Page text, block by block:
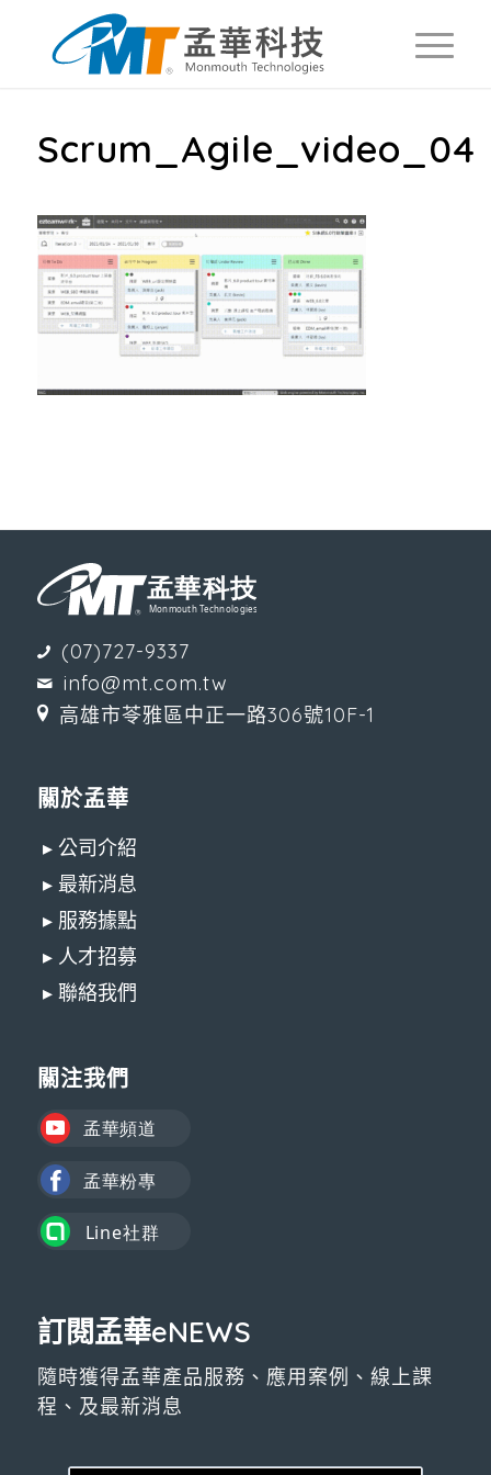
Scrum_Agile_video_04
(07)727-9337
info@mt.com.tw
高雄市苓雅區中正一路306號10F-1
關於孟華
▸ 公司介紹
▸ 最新消息
▸ 服務據點
▸ 人才招募
▸ 聯絡我們
關注我們
訂閱孟華eNEWS
隨時獲得孟華產品服務、應用案例、線上課
程、及最新消息